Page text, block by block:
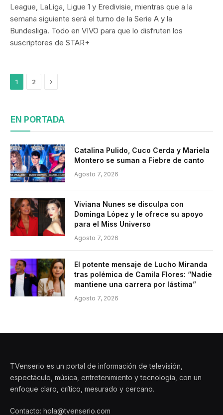
League, LaLiga, Ligue 1 y Eredivisie, mientras que a la
semana siguiente será el turno de la Serie A y la
Bundesliga. Todo en VIVO para que lo disfruten los
suscriptores de STAR+
1 2 Siguiente
EN PORTADA
Catalina Pulido, Cuco Cerda y Mariela
Montero se suman a Fiebre de canto
Agosto 7, 2026
Viviana Nunes se disculpa con
Dominga López y le ofrece su apoyo
para el Miss Universo
Agosto 7, 2026
El potente mensaje de Lucho Miranda
tras polémica de Camila Flores: “Nadie
mantiene una carrera por lástima”
Agosto 7, 2026
TVenserio es un portal de información de televisión,
espectáculo, música, entretenimiento y tecnología, con un
enfoque claro, crítico, mesurado y cercano.
Contacto: hola@tvenserio.com